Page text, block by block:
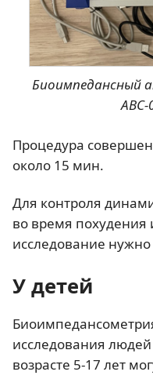
Биоимпедансный
Процедура
около 15 мин.
Для контроля
во время похудения
исследование
У детей
исследования
возрасте 5-17 лет